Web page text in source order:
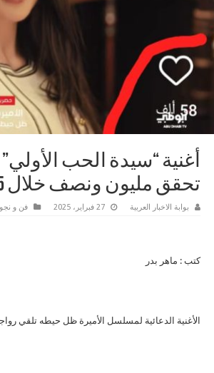
أغنية “سيدة الحب
تحقق مليون ونصف خلال 15 ساعة
بوابة الاخبار العربية 27 فبراير، 2025 فن و
كتب : ماهر بدر
الأغنية الدعائية لمسلسل الأميرة ظل حيطه تلقي